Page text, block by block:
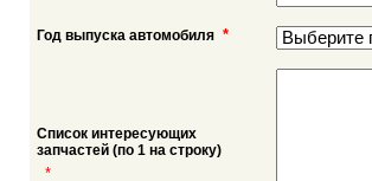
Год выпуска автомобиля *
Список интересующих
запчастей (по 1 на строку)
*